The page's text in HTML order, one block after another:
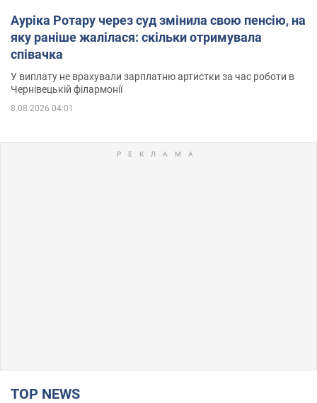
Ауріка Ротару через суд змінила свою пенсію, на
яку раніше жалілася: скільки отримувала
співачка
У виплату не врахували зарплатню артистки за час роботи в
Чернівецькій філармонії
8.08.2026 04:01
TOP NEWS